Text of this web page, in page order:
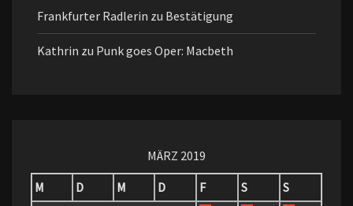
Frankfurter Radlerin zu Bestätigung
Kathrin zu Punk goes Oper: Macbeth
MÄRZ 2019
M
D M D F S
S